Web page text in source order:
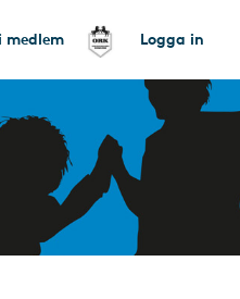
medlem Logga in